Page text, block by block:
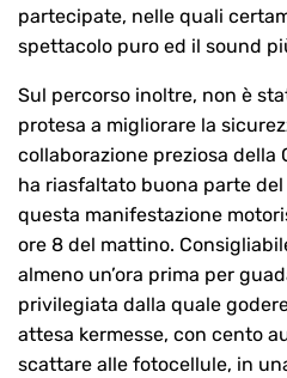
partecipate, nelle quali
spettacolo puro ed il sound
Sul percorso inoltre, non è
protesa a migliorare la
collaborazione preziosa della
ha riasfaltato buona parte
questa manifestazione
ore 8 del mattino.
almeno un’ora prima per
privilegiata dalla quale
attesa kermesse, con cento
scattare alle fotocellule, in